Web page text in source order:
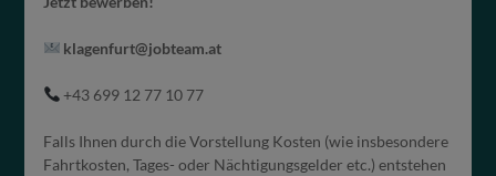
klagenfurt@jobteam.at
+43 699 12 77 10 77
Falls Ihnen durch die Vorstellung Kosten (wie insbesondere
Fahrtkosten, Tages- oder Nächtigungsgelder etc.) entstehen